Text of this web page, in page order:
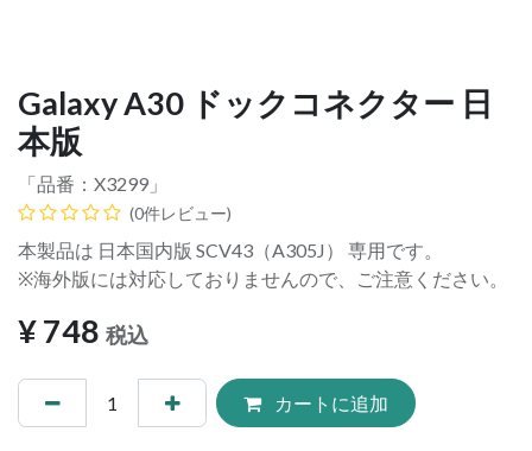
Galaxy A30 ドックコネクター 日
本版
「品番： X3299 」
(0件レビュー)
本製品は 日本国内版 SCV43（A305J） 専用です。
※海外版には対応しておりませんので、ご注意ください。
¥748 税込
カートに追加